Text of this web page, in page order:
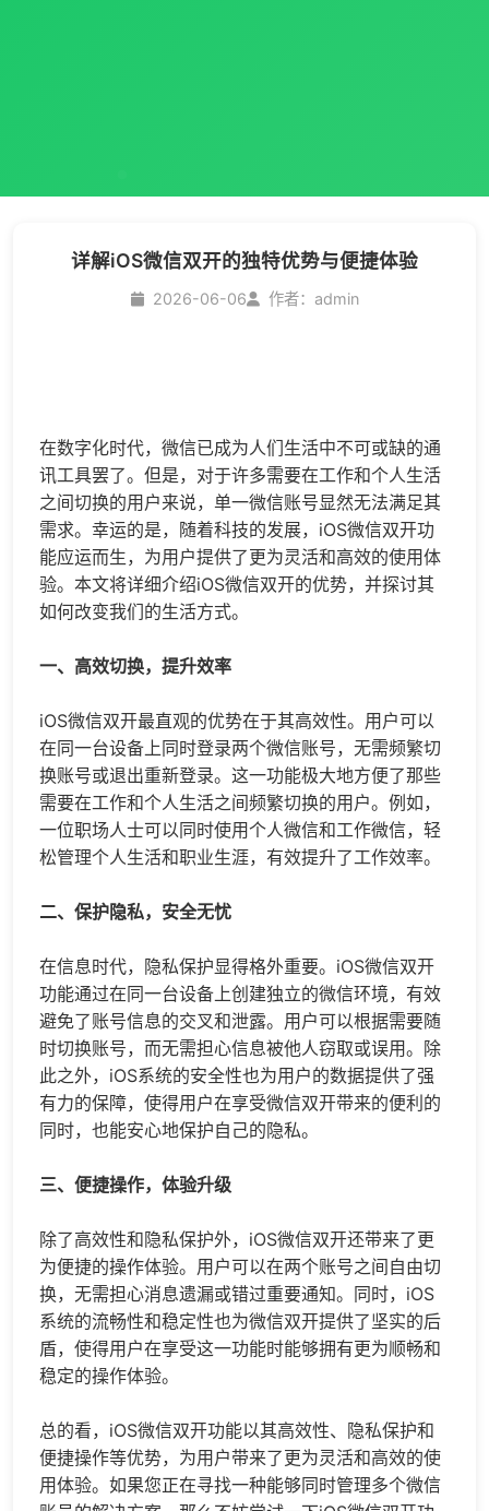
详解iOS微信双开的独特优势与便捷体验
2026-06-06 作者：admin
在数字化时代，微信已成为人们生活中不可或缺的通
讯工具罢了。但是，对于许多需要在工作和个人生活
之间切换的用户来说，单一微信账号显然无法满足其
需求。幸运的是，随着科技的发展，iOS微信双开功
能应运而生，为用户提供了更为灵活和高效的使用体
验。本文将详细介绍iOS微信双开的优势，并探讨其
如何改变我们的生活方式。
一、高效切换，提升效率
iOS微信双开最直观的优势在于其高效性。用户可以
在同一台设备上同时登录两个微信账号，无需频繁切
换账号或退出重新登录。这一功能极大地方便了那些
需要在工作和个人生活之间频繁切换的用户。例如，
一位职场人士可以同时使用个人微信和工作微信，轻
松管理个人生活和职业生涯，有效提升了工作效率。
二、保护隐私，安全无忧
在信息时代，隐私保护显得格外重要。iOS微信双开
功能通过在同一台设备上创建独立的微信环境，有效
避免了账号信息的交叉和泄露。用户可以根据需要随
时切换账号，而无需担心信息被他人窃取或误用。除
此之外，iOS系统的安全性也为用户的数据提供了强
有力的保障，使得用户在享受微信双开带来的便利的
同时，也能安心地保护自己的隐私。
三、便捷操作，体验升级
除了高效性和隐私保护外，iOS微信双开还带来了更
为便捷的操作体验。用户可以在两个账号之间自由切
换，无需担心消息遗漏或错过重要通知。同时，iOS
系统的流畅性和稳定性也为微信双开提供了坚实的后
盾，使得用户在享受这一功能时能够拥有更为顺畅和
稳定的操作体验。
总的看，iOS微信双开功能以其高效性、隐私保护和
便捷操作等优势，为用户带来了更为灵活和高效的使
用体验。如果您正在寻找一种能够同时管理多个微信